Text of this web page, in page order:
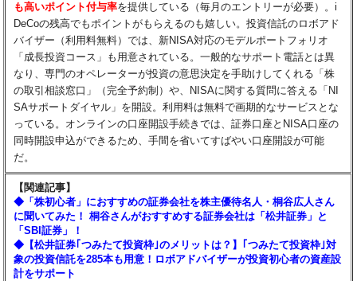
も高いポイント付与率を提供している（毎月のエントリーが必要）。i
DeCoの残高でもポイントがもらえるのも嬉しい。投資信託のロボアド
バイザー（利用料無料）では、新NISA対応のモデルポートフォリオ
「成長投資コース」も用意されている。一般的なサポート電話とは異
なり、専門のオペレーターが投資の意思決定を手助けしてくれる「株
の取引相談窓口」（完全予約制）や、NISAに関する質問に答える「NI
SAサポートダイヤル」を開設。利用料は無料で画期的なサービスとな
っている。オンラインの口座開設手続きでは、証券口座とNISA口座の
同時開設申込ができるため、手間を省いてすばやい口座開設が可能
だ。
【関連記事】
◆「株初心者」におすすめの証券会社を株主優待名人・桐谷広人さん
に聞いてみた！ 桐谷さんがおすすめする証券会社は「松井証券」と
「SBI証券」！
◆【松井証券｢つみたて投資枠｣のメリットは？】｢つみたて投資枠｣対
象の投資信託を285本も用意！ロボアドバイザーが投資初心者の資産設
計をサポート